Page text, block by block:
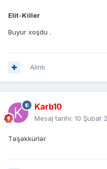
Elit-Killer
Buyur xoşdu .
Alıntı
Karb10
Mesaj tarihi: 10 Şubat
Təşəkkürlər